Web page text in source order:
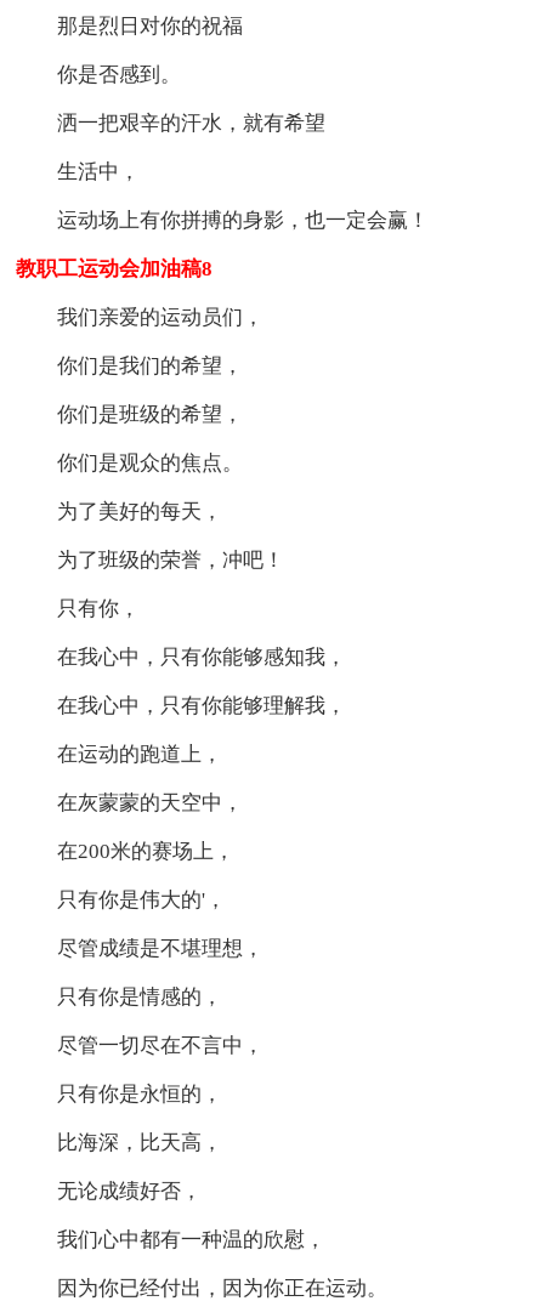
那是烈日对你的祝福
你是否感到。
洒一把艰辛的汗水，就有希望
生活中，
运动场上有你拼搏的身影，也一定会赢！
教职工运动会加油稿8
我们亲爱的运动员们，
你们是我们的希望，
你们是班级的希望，
你们是观众的焦点。
为了美好的每天，
为了班级的荣誉，冲吧！
只有你，
在我心中，只有你能够感知我，
在我心中，只有你能够理解我，
在运动的跑道上，
在灰蒙蒙的天空中，
在200米的赛场上，
只有你是伟大的'，
尽管成绩是不堪理想，
只有你是情感的，
尽管一切尽在不言中，
只有你是永恒的，
比海深，比天高，
无论成绩好否，
我们心中都有一种温的欣慰，
因为你已经付出，因为你正在运动。